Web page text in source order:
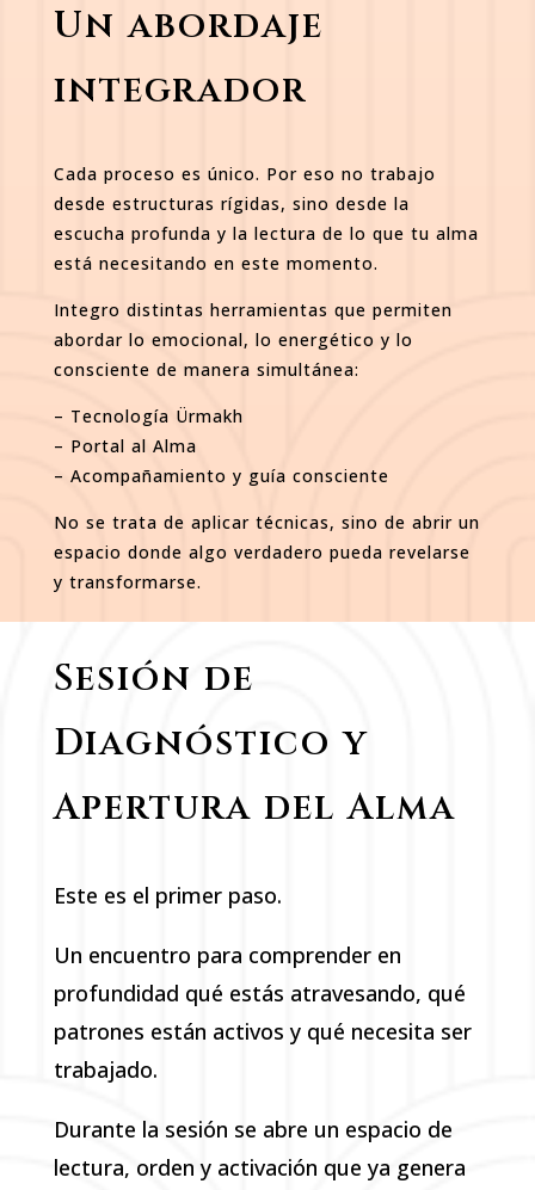
Un abordaje
integrador
Cada proceso es único. Por eso no trabajo
desde estructuras rígidas, sino desde la
escucha profunda y la lectura de lo que tu alma
está necesitando en este momento.
Integro distintas herramientas que permiten
abordar lo emocional, lo energético y lo
consciente de manera simultánea:
– Tecnología Ürmakh
– Portal al Alma
– Acompañamiento y guía consciente
No se trata de aplicar técnicas, sino de abrir un
espacio donde algo verdadero pueda revelarse
y transformarse.
Sesión de
Diagnóstico y
Apertura del Alma
Este es el primer paso.
Un encuentro para comprender en
profundidad qué estás atravesando, qué
patrones están activos y qué necesita ser
trabajado.
Durante la sesión se abre un espacio de
lectura, orden y activación que ya genera